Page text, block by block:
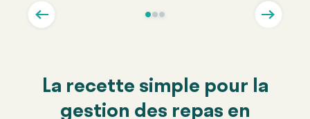
La recette simple pour la
gestion des repas en